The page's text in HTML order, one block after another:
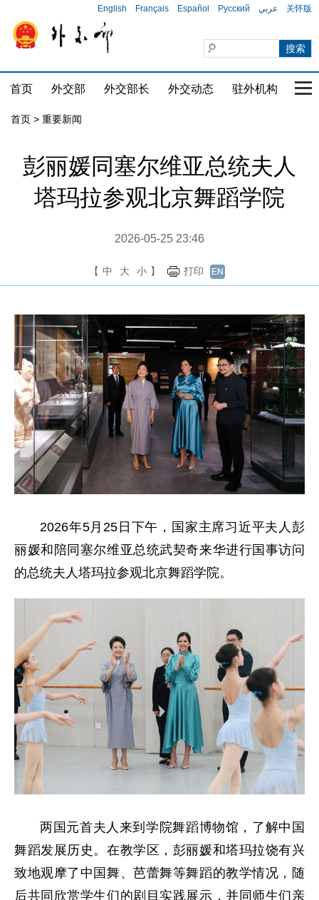
English Français Español Русский عربي 关怀版
首页 外交部 外交部长 外交动态 驻外机构 国
首页 > 重要新闻
彭丽媛同塞尔维亚总统夫人
塔玛拉参观北京舞蹈学院
2026-05-25 23:46
【 中 大 小 】 打印
2026年5月25日下午，国家主席习近平夫人彭
丽媛和陪同塞尔维亚总统武契奇来华进行国事访问
的总统夫人塔玛拉参观北京舞蹈学院。
两国元首夫人来到学院舞蹈博物馆，了解中国
舞蹈发展历史。在教学区，彭丽媛和塔玛拉饶有兴
致地观摩了中国舞、芭蕾舞等舞蹈的教学情况，随
后共同欣赏学生们的剧目实践展示，并同师生们亲